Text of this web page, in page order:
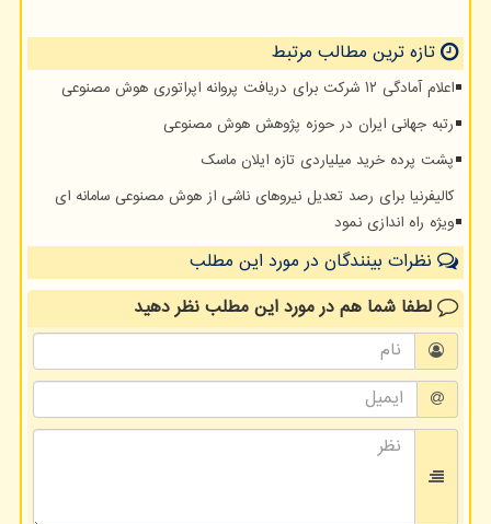
تازه ترین مطالب مرتبط
اعلام آمادگی ۱۲ شرکت برای دریافت پروانه اپراتوری هوش مصنوعی
رتبه جهانی ایران در حوزه پژوهش هوش مصنوعی
پشت پرده خرید میلیاردی تازه ایلان ماسک
کالیفرنیا برای رصد تعدیل نیروهای ناشی از هوش مصنوعی سامانه ای
ویژه راه اندازی نمود
نظرات بینندگان در مورد این مطلب
لطفا شما همدر مورد این مطلبنظر دهید